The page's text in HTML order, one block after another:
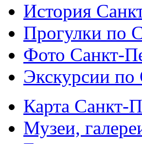
История
Прогулки по
Фото Санкт-
Экскурсии по
Карта Санкт-
Музеи,